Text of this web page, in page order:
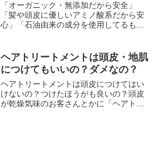
「オーガニック・無添加だから安全」
「髪や頭皮に優しいアミノ酸系だから安
心」「石油由来の成分を使用してるもの
握る美容師たちが本当に...
ヘアトリートメントは頭皮・地肌
につけてもいいの？ダメなの？
ヘアトリートメントは頭皮につけてはい
けないの？つけたほうがも良いの？頭皮
が乾燥気味のお客さんとかに「ヘアトリ